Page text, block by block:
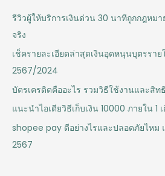
รีวิวผู้ให้บริการเงินด่วน 30 นาทีถูกกฎหม
จริง
เช็ครายละเอียดล่าสุดเงินอุดหนุนบุตรราย
2567/2024
บัตรเครดิตคืออะไร รวมวิธีใช้งานและสิ
แนะนำไอเดียวิธีเก็บเงิน 10000 ภายใน 1
shopee pay ดีอย่างไรและปลอดภัยไหม
2567